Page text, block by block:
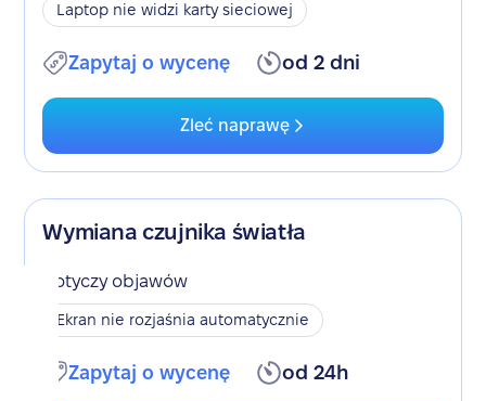
Laptop nie widzi karty sieciowej
Zapytaj o wycenę od 2 dni
Zleć naprawę
Wymiana czujnika światła
Dotyczy objawów
Ekran nie rozjaśnia automatycznie
Zapytaj o wycenę od 24h